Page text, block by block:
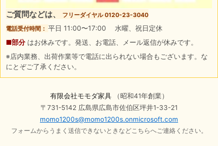
ご質問などは、
フリーダイヤル 0120-23-3040
電話受付時間： 平日 11:00〜17:00 水曜、祝日定休
■部分 はお休みです。発送、お電話、メール返信が休みです。
※店内業務、出荷作業等で電話に出られない場合もございます。な
にとぞご了承ください。
有限会社モモダ家具（昭和41年創業）
〒731-5142 広島県広島市佐伯区坪井1-33-21
momo1200s@momo1200s.onmicrosoft.com
フォームからうまく送信できないときなどこちらへご連絡ください。